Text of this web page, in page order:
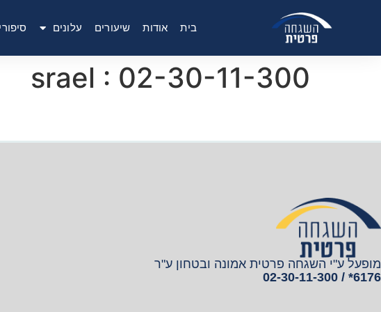
בית אודות שיעורים עלונים
srael : 02-30-11-300
מופעל ע"י השגחה פרטית אמונה ובטחון ע"ר
6176* / 02-30-11-300